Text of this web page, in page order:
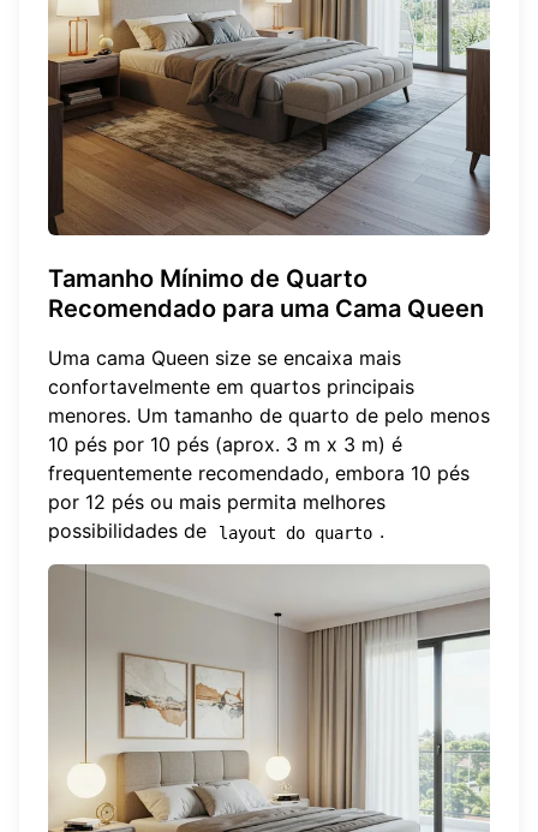
Tamanho Mínimo de Quarto
Recomendado para uma Cama Queen
Uma cama Queen size se encaixa mais
confortavelmente em quartos principais
menores. Um tamanho de quarto de pelo menos
10 pés por 10 pés (aprox. 3 m x 3 m) é
frequentemente recomendado, embora 10 pés
por 12 pés ou mais permita melhores
possibilidades de
layout do quarto .